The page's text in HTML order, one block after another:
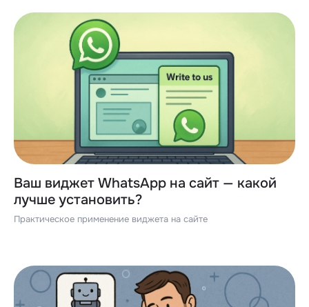
Ваш виджет WhatsApp на сайт — какой
лучше установить?
Практическое применение виджета на сайте